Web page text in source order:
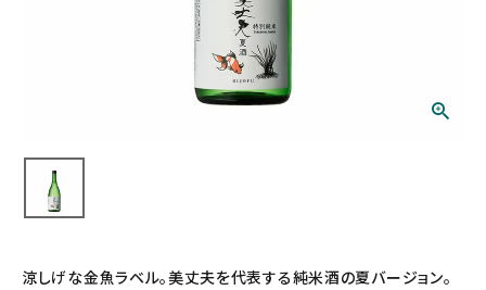
涼しげな金魚ラベル。美丈夫を代表する純米酒の夏バージョン。